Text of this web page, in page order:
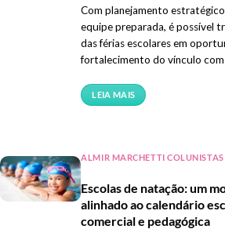
Com planejamento
equipe preparada, é possível
das férias escolares em
fortalecimento do vínculo com
LEIA MAIS
ALMIR MARCHETTI
Escolas de natação: um
alinhado ao calendário
comercial e pedagógica